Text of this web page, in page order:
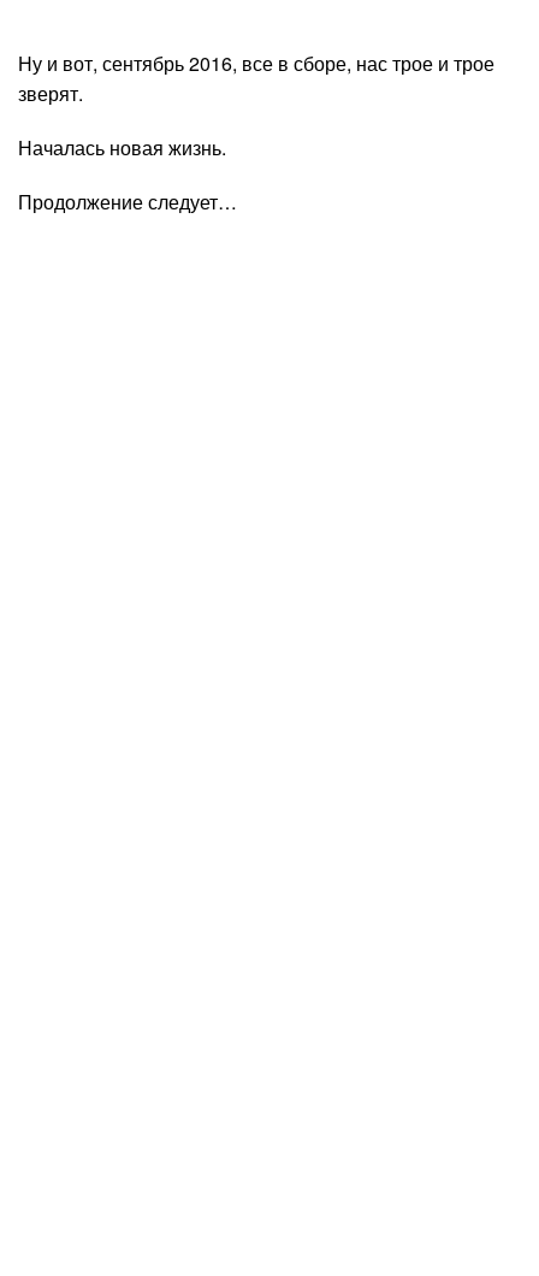
Ну и вот, сентябрь 2016, все в сборе, нас трое и трое
зверят.
Началась новая жизнь.
Продолжение следует…